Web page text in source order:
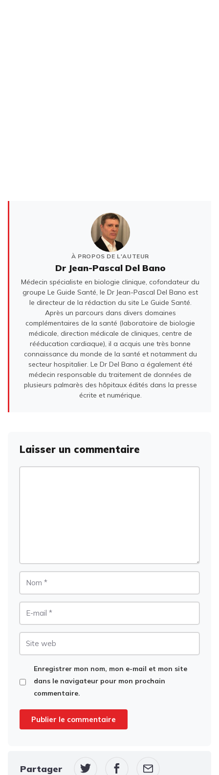
À PROPOS DE L'AUTEUR
Dr Jean-Pascal Del Bano
Médecin spécialiste en biologie clinique, cofondateur du
groupe Le Guide Santé, le Dr Jean-Pascal Del Bano est
le directeur de la rédaction du site Le Guide Santé.
Après un parcours dans divers domaines
complémentaires de la santé (laboratoire de biologie
médicale, direction médicale de cliniques, centre de
rééducation cardiaque), il a acquis une très bonne
connaissance du monde de la santé et notamment du
secteur hospitalier. Le Dr Del Bano a également été
médecin responsable du traitement de données de
plusieurs palmarès des hôpitaux édités dans la presse
écrite et numérique.
Laisser un commentaire
Enregistrer mon nom, mon e-mail et mon site
dans le navigateur pour mon prochain
commentaire.
Partager